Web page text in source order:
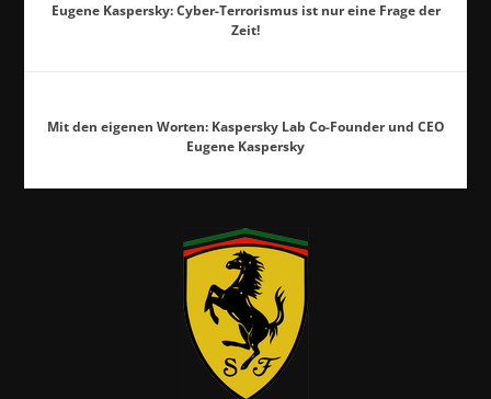
Eugene Kaspersky: Cyber-Terrorismus ist nur eine Frage der
Zeit!
Mit den eigenen Worten: Kaspersky Lab Co-Founder und CEO
Eugene Kaspersky